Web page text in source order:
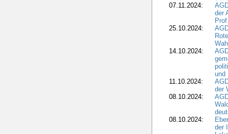
07.11.2024:
der
25.10.2024:
14.10.2024:
und
11.10.2024:
der
08.10.2024:
08.10.2024:
der